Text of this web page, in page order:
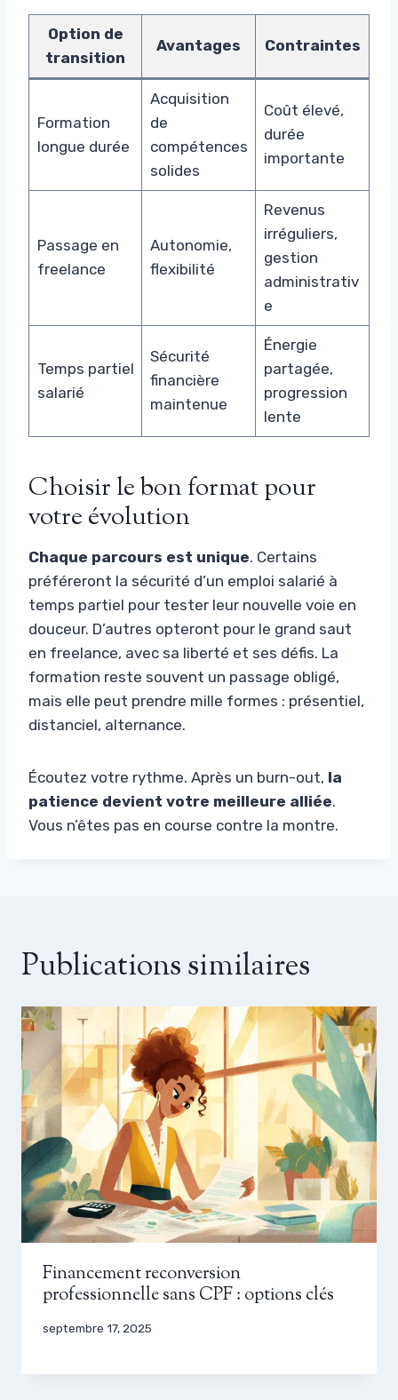
Option de
transition
Avantages Contraintes
Formation
longue durée
Acquisition
de
compétences
solides
Coût élevé,
durée
importante
Passage en
freelance
Autonomie,
flexibilité
Revenus
irréguliers,
gestion
administrativ
e
Temps partiel
salarié
Sécurité
financière
maintenue
Énergie
partagée,
progression
lente
Choisir le bon format pour
votre évolution
Chaque parcours est unique. Certains
préféreront la sécurité d’un emploi salarié à
temps partiel pour tester leur nouvelle voie en
douceur. D’autres opteront pour le grand saut
en freelance, avec sa liberté et ses défis. La
formation reste souvent un passage obligé,
mais elle peut prendre mille formes : présentiel,
distanciel, alternance.
Écoutez votre rythme. Après un burn-out, la
patience devient votre meilleure alliée.
Vous n’êtes pas en course contre la montre.
Publications similaires
Financement reconversion
professionnelle sans CPF : options clés
septembre 17, 2025